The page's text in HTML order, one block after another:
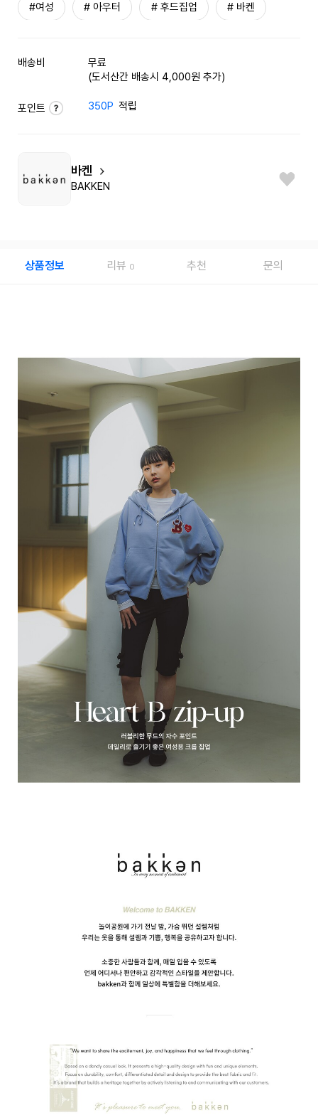
#여성 # 아우터 # 후드집업 # 바켄
배송비
무료
(도서산간 배송시 4,000원 추가)
포인트 350P 적립
바켄
BAKKEN
상품정보 리뷰 0 추천 문의